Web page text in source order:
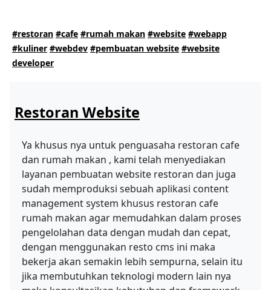
#restoran #cafe #rumah makan #website #webapp
#kuliner #webdev #pembuatan website #website
developer
Restoran Website
Ya khusus nya untuk penguasaha restoran cafe
dan rumah makan , kami telah menyediakan
layanan pembuatan website restoran dan juga
sudah memproduksi sebuah aplikasi content
management system khusus restoran cafe
rumah makan agar memudahkan dalam proses
pengelolahan data dengan mudah dan cepat,
dengan menggunakan resto cms ini maka
bekerja akan semakin lebih sempurna, selain itu
jika membutuhkan teknologi modern lain nya